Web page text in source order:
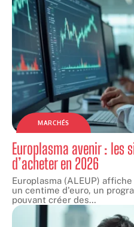
MARCHÉS
Europlasma avenir : les
d’acheter en 2026
Europlasma (ALEUP)
un centime d'euro, un
pouvant créer des…